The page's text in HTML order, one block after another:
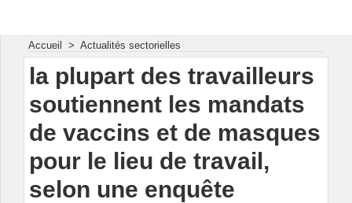
Accueil > Actualités sectorielles
la plupart des travailleurs
soutiennent les mandats
de vaccins et de masques
pour le lieu de travail,
selon une enquête